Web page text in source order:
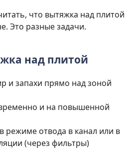
что вытяжка над плитой
Это разные задачи.
над плитой
и запахи прямо над зоной
и на повышенной
режиме отвода в канал или в
(через фильтры)